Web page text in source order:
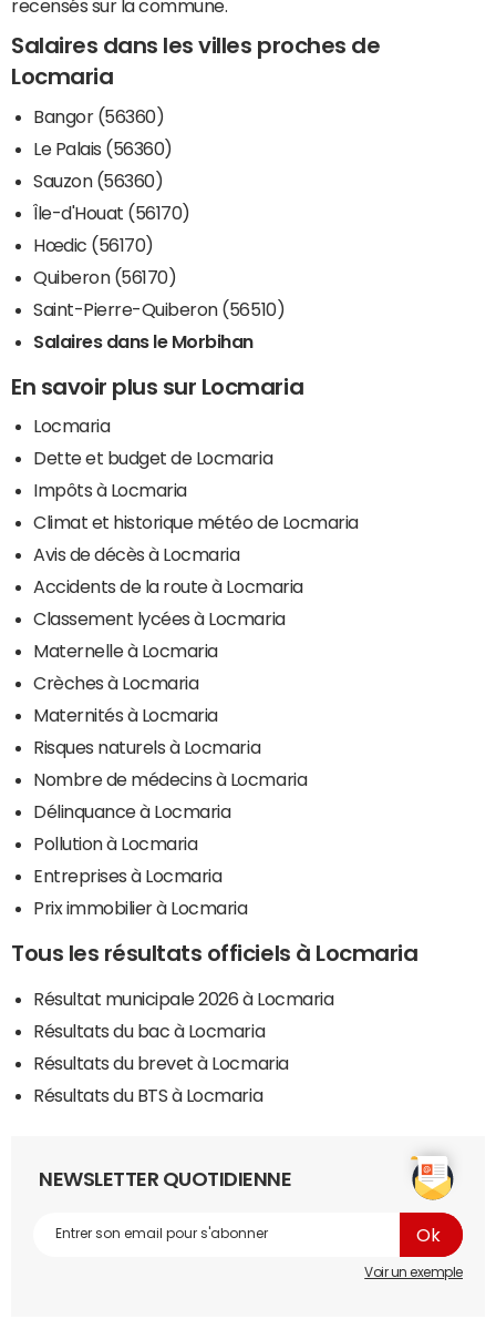
recensés sur la commune.
Salaires dans les villes proches de
Locmaria
Bangor (56360)
Le Palais (56360)
Sauzon (56360)
Île-d'Houat (56170)
Hœdic (56170)
Quiberon (56170)
Saint-Pierre-Quiberon (56510)
Salaires dans le Morbihan
En savoir plus sur Locmaria
Locmaria
Dette et budget de Locmaria
Impôts à Locmaria
Climat et historique météo de Locmaria
Avis de décès à Locmaria
Accidents de la route à Locmaria
Classement lycées à Locmaria
Maternelle à Locmaria
Crèches à Locmaria
Maternités à Locmaria
Risques naturels à Locmaria
Nombre de médecins à Locmaria
Délinquance à Locmaria
Pollution à Locmaria
Entreprises à Locmaria
Prix immobilier à Locmaria
Tous les résultats officiels à Locmaria
Résultat municipale 2026 à Locmaria
Résultats du bac à Locmaria
Résultats du brevet à Locmaria
Résultats du BTS à Locmaria
NEWSLETTER QUOTIDIENNE
Voir un exemple